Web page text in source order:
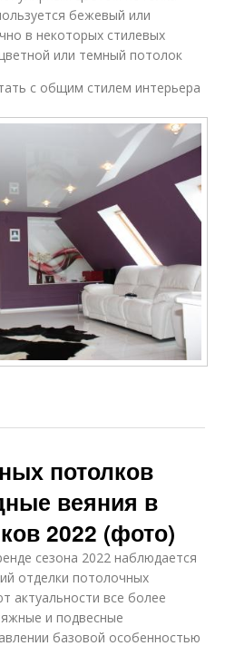
бежевый или
в некоторых стилевых
или темный потолок
с общим стилем интерьера
потолков
веяния в
2022 (фото)
сезона 2022 наблюдается
отделки потолочных
актуальности все более
и подвесные
базовой особенностью